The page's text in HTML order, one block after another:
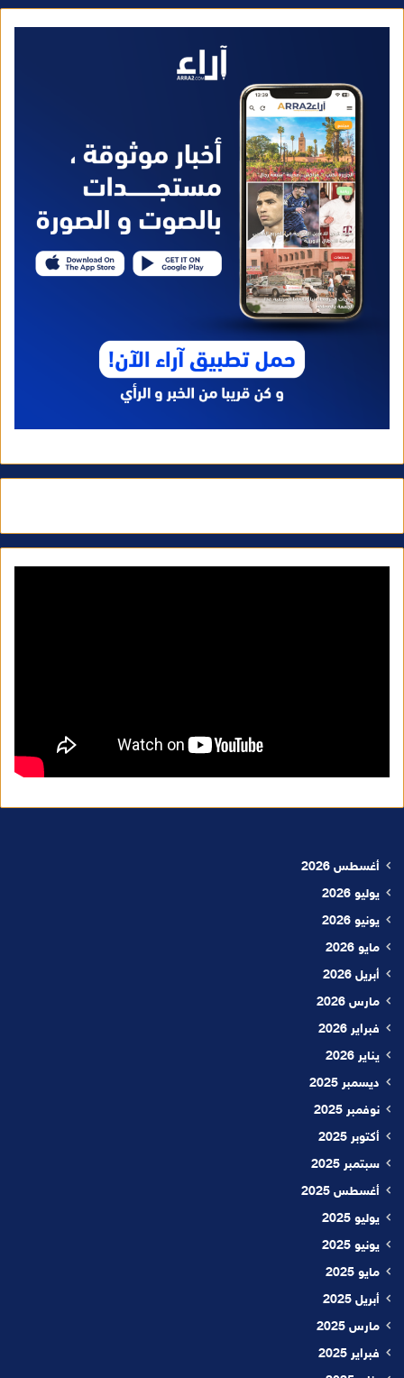
أغسطس 2026
يوليو 2026
يونيو 2026
مايو 2026
أبريل 2026
مارس 2026
فبراير 2026
يناير 2026
ديسمبر 2025
نوفمبر 2025
أكتوبر 2025
سبتمبر 2025
أغسطس 2025
يوليو 2025
يونيو 2025
مايو 2025
أبريل 2025
مارس 2025
فبراير 2025